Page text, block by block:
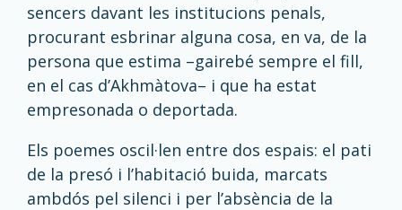
sencers davant les institucions penals,
procurant esbrinar alguna cosa, en va, de la
persona que estima –gairebé sempre el fill,
en el cas d’Akhmàtova– i que ha estat
empresonada o deportada.
Els poemes oscil·len entre dos espais: el pati
de la presó i l’habitació buida, marcats
ambdós pel silenci i per l’absència de la